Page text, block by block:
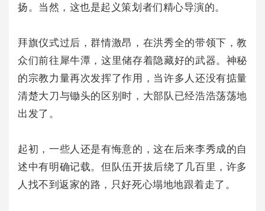
扬。当然，这也是起义策划者们精心导演的。
拜旗仪式过后，群情激昂，在洪秀全的带领下，教
众们前往犀牛潭，这里储存着隐藏好的武器。神秘
的宗教力量再次发挥了作用，当许多人还没有掂量
清楚大刀与锄头的区别时，大部队已经浩浩荡荡地
出发了。
起初，一些人还是有悔意的，这在后来李秀成的自
述中有明确记载。但队伍开拔后绕了几百里，许多
人找不到返家的路，只好死心塌地地跟着走了。